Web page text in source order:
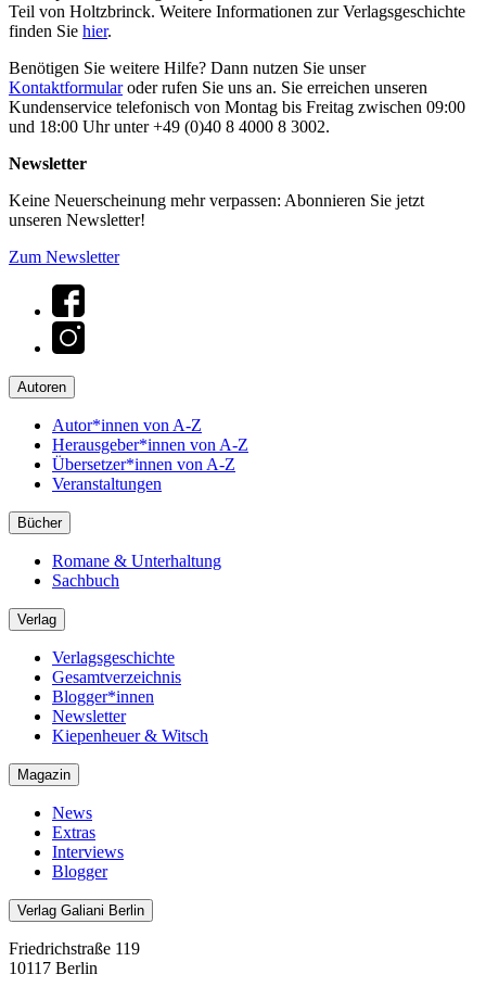
Teil von Holtzbrinck. Weitere Informationen zur Verlagsgeschichte
finden Sie hier.
Benötigen Sie weitere Hilfe? Dann nutzen Sie unser
Kontaktformularoder rufen Sie uns an. Sie erreichen unseren
Kundenservice telefonisch von Montag bis Freitag zwischen 09:00
und 18:00 Uhr unter +49 (0)40 8 4000 8 3002.
Newsletter
Keine Neuerscheinung mehr verpassen: Abonnieren Sie jetzt
unseren Newsletter!
Zum Newsletter
Autoren
Autor*innen von A-Z
Herausgeber*innen von A-Z
Übersetzer*innen von A-Z
Veranstaltungen
Bücher
Romane & Unterhaltung
Sachbuch
Verlag
Verlagsgeschichte
Gesamtverzeichnis
Blogger*innen
Newsletter
Kiepenheuer & Witsch
Magazin
News
Extras
Interviews
Blogger
Verlag Galiani Berlin
Friedrichstraße 119
10117 Berlin